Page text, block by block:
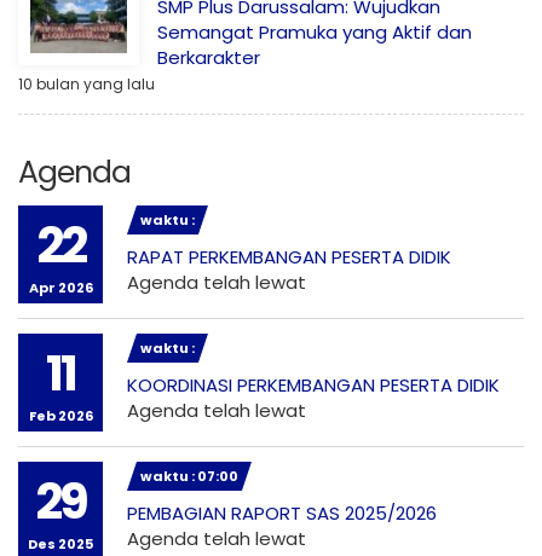
SMP Plus Darussalam: Wujudkan
Semangat Pramuka yang Aktif dan
Berkarakter
10 bulan yang lalu
Agenda
22
Apr 2026
waktu :
RAPAT PERKEMBANGAN PESERTA DIDIK
Agenda telah lewat
11
Feb 2026
waktu :
KOORDINASI PERKEMBANGAN PESERTA DIDIK
Agenda telah lewat
29
Des 2025
waktu : 07:00
PEMBAGIAN RAPORT SAS 2025/2026
Agenda telah lewat